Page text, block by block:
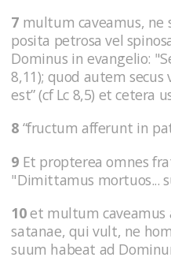
7 multum caveamus, ne
posita petrosa vel
Dominus in evangelio:
8,11); quod autem
est” (cf Lc 8,5) et cetera
8 “fructum afferunt in
9 Et propterea omnes
"Dimittamus mortuos...
10et multum
satanae, qui vult, ne
suum habeat ad